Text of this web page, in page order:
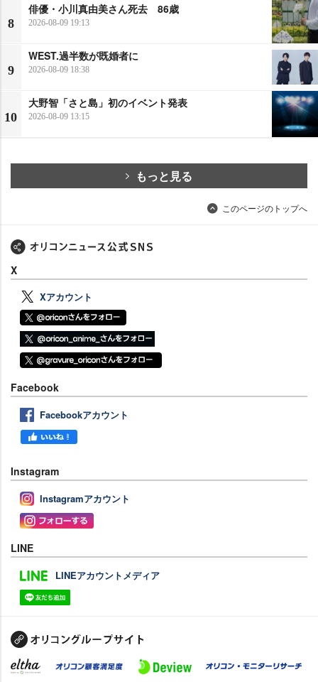
8
俳優・小川真由美さん死去 86歳
2026-08-09 19:13
9
WEST.過半数が既婚者に
2026-08-09 18:38
10
大野智「さと島」初のイベント発表
2026-08-09 13:15
もっと見る
このページのトップへ
X
Xアカウント
Facebook
Facebookアカウント
Instagram
Instagramアカウント
LINE
LINEアカウントメディア